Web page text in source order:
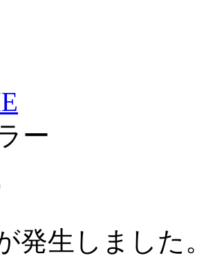
ー
発生しました。